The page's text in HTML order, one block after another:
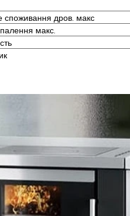
споживання дров. макс
макс.